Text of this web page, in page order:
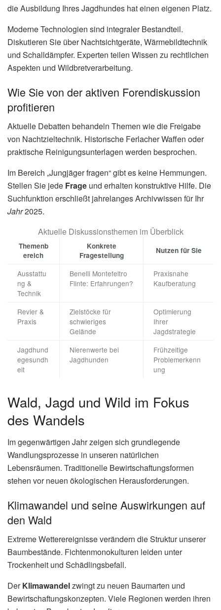
die Ausbildung Ihres Jagdhundes hat einen eigenen Platz.
Moderne Technologien sind integraler Bestandteil.
Diskutieren Sie über Nachtsichtgeräte, Wärmebildtechnik
und Schalldämpfer. Experten teilen Wissen zu rechtlichen
Aspekten und Wildbretverarbeitung.
Wie Sie von der aktiven Forendiskussion
profitieren
Aktuelle Debatten behandeln Themen wie die Freigabe
von Nachtzieltechnik. Historische Ferlacher Waffen oder
praktische Reinigungsunterlagen werden besprochen.
Im Bereich „Jungjäger fragen“ gibt es keine Hemmungen.
Stellen Sie jede Frage und erhalten konstruktive Hilfe. Die
Suchfunktion erschließt jahrelanges Archivwissen für Ihr
Jahr2025.
Aktuelle Diskussionsthemen im Überblick
Themenb
ereich
Konkrete
Fragestellung
Nutzen für Sie
Ausstattu
ng &
Technik
Benelli Montefeltro
Flinte: Erfahrungen?
Praxisnahe
Kaufberatung
Revier &
Praxis
Zielstöcke für
schwieriges
Gelände
Optimierung
Ihrer
Jagdstrategie
Jagdhund
egesundh
eit
Nierenwerte bei
Jagdhunden
Frühzeitige
Problemerkenn
ung
Wald, Jagd und Wild im Fokus
des Wandels
Im gegenwärtigen Jahr zeigen sich grundlegende
Wandlungsprozesse in unseren natürlichen
Lebensräumen. Traditionelle Bewirtschaftungsformen
stehen vor neuen ökologischen Herausforderungen.
Klimawandel und seine Auswirkungen auf
den Wald
Extreme Wetterereignisse verändern die Struktur unserer
Baumbestände. Fichtenmonokulturen leiden unter
Trockenheit und Schädlingsbefall.
DerKlimawandelzwingt zu neuen Baumarten und
Bewirtschaftungskonzepten. Viele Regionen werden ihren